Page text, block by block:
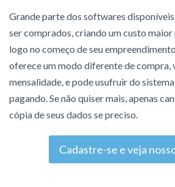
Grande parte dos softwares
ser comprados, criando um custo
logo no começo de seu
oferece um modo diferente de compra,
mensalidade, e pode usufruir do
pagando. Se não quiser mais, apenas
cópia de seus dados se preciso.
Cadastre-se e veja